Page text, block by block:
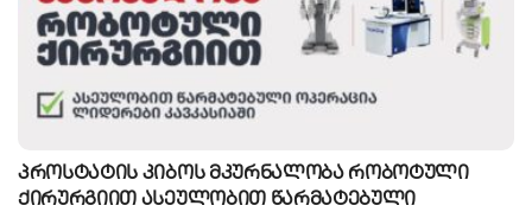
პროსტატის კიბოს მკურნალობა რობოტული
ქირურგიით ასეულობით წარმატებული